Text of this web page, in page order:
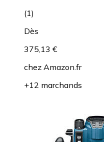
(1)
Dès
375,13 €
chez Amazon.fr
+12 marchands